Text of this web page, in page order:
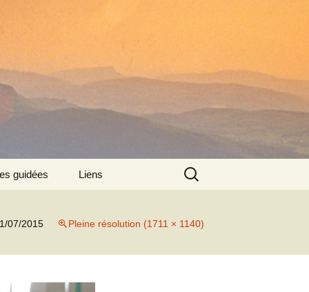
guidées Liens
Rechercher :
07/2015 Pleine résolution (1711 × 1140)